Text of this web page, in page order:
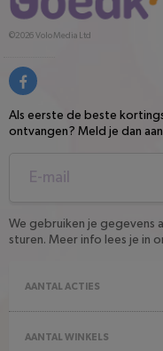
©2026Volo Media Ltd
Als eerste de beste
ontvangen? Meld je dan
We gebruiken je gegevens
sturen. Meer info lees je in
AANTAL ACTIES
AANTAL WINKELS